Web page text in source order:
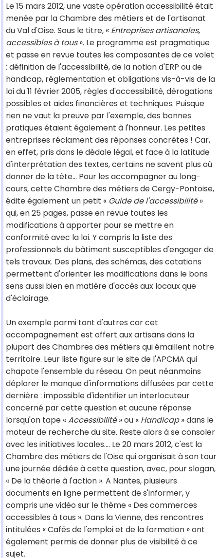
Le 15 mars 2012, une vaste opération accessibilité était
menée par la Chambre des métiers et de l'artisanat
du Val d'Oise. Sous le titre, « Entreprises artisanales,
accessibles à tous». Le programme est pragmatique
et passe en revue toutes les composantes de ce volet
: définition de l'accessibilité, de la notion d'ERP ou de
handicap, réglementation et obligations vis-à-vis de la
loi du 11 février 2005, règles d'accessibilité, dérogations
possibles et aides financières et techniques. Puisque
rien ne vaut la preuve par l'exemple, des bonnes
pratiques étaient également à l'honneur. Les petites
entreprises réclament des réponses concrètes ! Car,
en effet, pris dans le dédale légal, et face à la latitude
d'interprétation des textes, certains ne savent plus où
donner de la tête... Pour les accompagner au long-
cours, cette Chambre des métiers de Cergy-Pontoise,
édite également un petit « Guide de l'accessibilité»
qui, en 25 pages, passe en revue toutes les
modifications à apporter pour se mettre en
conformité avec la loi. Y compris la liste des
professionnels du bâtiment susceptibles d'engager de
tels travaux. Des plans, des schémas, des cotations
permettent d'orienter les modifications dans le bons
sens aussi bien en matière d'accès aux locaux que
d'éclairage.
Un exemple parmi tant d'autres car cet
accompagnement est offert aux artisans dans la
plupart des Chambres des métiers qui émaillent notre
territoire. Leur liste figure sur le site de l'APCMA qui
chapote l'ensemble du réseau. On peut néanmoins
déplorer le manque d'informations diffusées par cette
dernière : impossible d'identifier un interlocuteur
concerné par cette question et aucune réponse
lorsqu'on tape «Accessibilité» ou « Handicap» dans le
moteur de recherche du site. Reste alors à se consoler
avec les initiatives locales.... Le 20 mars 2012, c'est la
Chambre des métiers de l'Oise qui organisait à son tour
une journée dédiée à cette question, avec, pour slogan,
« De la théorie à l'action ». A Nantes, plusieurs
documents en ligne permettent de s'informer, y
compris une vidéo sur le thème « Des commerces
accessibles à tous ». Dans la Vienne, des rencontres
intitulées « Cafés de l'emploi et de la formation » ont
également permis de donner plus de visibilité à ce
sujet.